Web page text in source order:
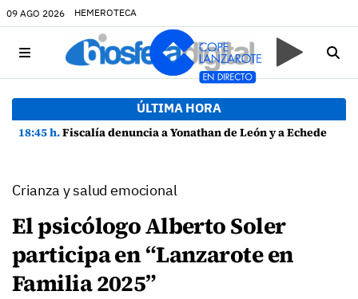
09 AGO 2026 HEMEROTECA
ÚLTIMA HORA
18:45 h.Fiscalía denuncia a Yonathan de León y a Echedey Eugenio por presuntas anomalías en contratos festivos
Crianza y salud emocional
El psicólogo Alberto Soler
participa en “Lanzarote en
Familia 2025”